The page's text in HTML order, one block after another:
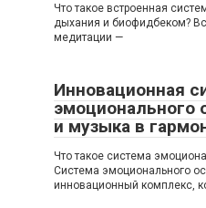
Что такое встроенная
дыхания и биофидбеком?
медитации —
Инновационная
эмоционального
и музыка в
Что такое система
Система эмоционального
инновационный комплекс,